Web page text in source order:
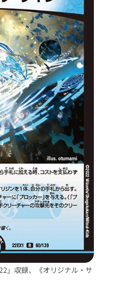
」収録、《オリジナル・サ